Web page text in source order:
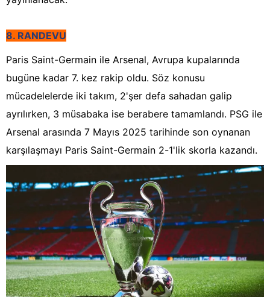
8. RANDEVU
Paris Saint-Germain ile Arsenal, Avrupa kupalarında
bugüne kadar 7. kez rakip oldu. Söz konusu
mücadelelerde iki takım, 2'şer defa sahadan galip
ayrılırken, 3 müsabaka ise berabere tamamlandı. PSG ile
Arsenal arasında 7 Mayıs 2025 tarihinde son oynanan
karşılaşmayı Paris Saint-Germain 2-1'lik skorla kazandı.